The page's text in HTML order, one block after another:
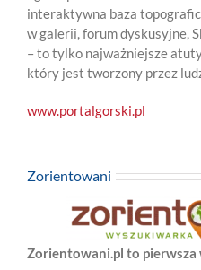
interaktywna baza
w galerii, forum dyskusyjne,
– to tylko najważniejsze
który jest tworzony przez
www.portalgorski.pl
Zorientowani
Zorientowani.pl to pierwsza